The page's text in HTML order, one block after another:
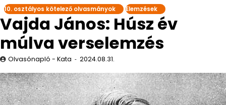
10. osztályos kötelező olvasmányok Elemzések
Vajda János: Húsz év
múlva verselemzés
Olvasónapló - Kata 2024.08.31.